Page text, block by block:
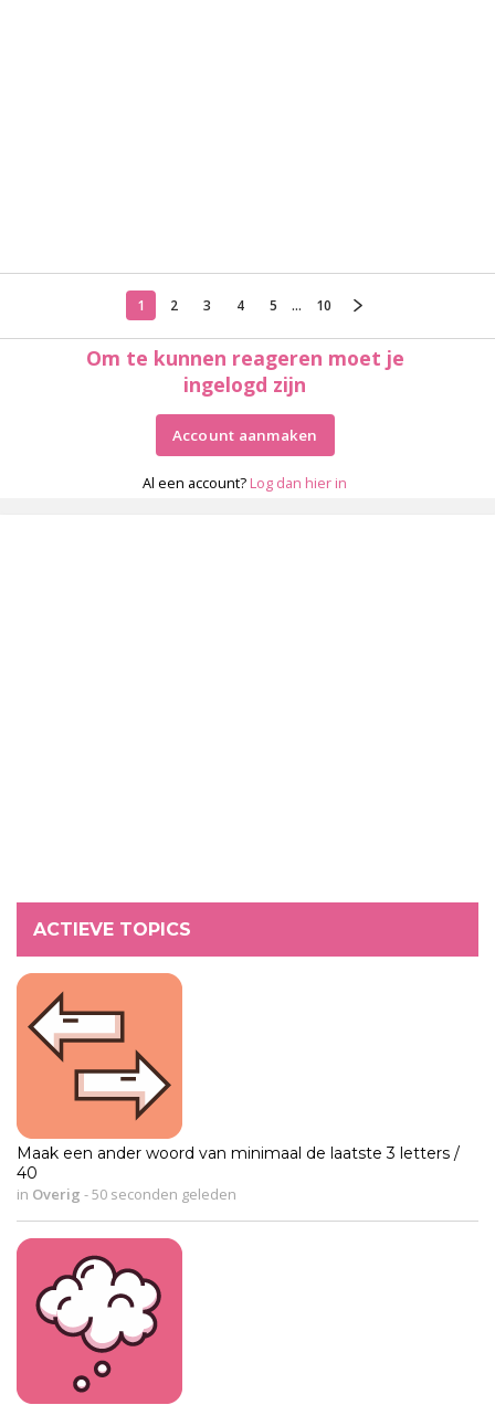
1 2 3 4 5 ... 10
Om te kunnen reageren moet je
ingelogd zijn
Account aanmaken
Al een account? Log dan hier in
ACTIEVE TOPICS
Maak een ander woord van minimaal de laatste 3 letters /
40
in Overig -50 seconden geleden